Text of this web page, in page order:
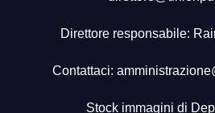
Direttore responsabile:
Contattaci:
Stock immagini di